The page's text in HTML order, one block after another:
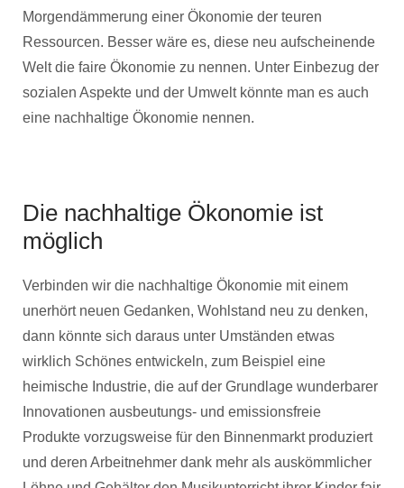
Morgendämmerung einer Ökonomie der teuren
Ressourcen. Besser wäre es, diese neu aufscheinende
Welt die faire Ökonomie zu nennen. Unter Einbezug der
sozialen Aspekte und der Umwelt könnte man es auch
eine nachhaltige Ökonomie nennen.
Die nachhaltige Ökonomie ist
möglich
Verbinden wir die nachhaltige Ökonomie mit einem
unerhört neuen Gedanken, Wohlstand neu zu denken,
dann könnte sich daraus unter Umständen etwas
wirklich Schönes entwickeln, zum Beispiel eine
heimische Industrie, die auf der Grundlage wunderbarer
Innovationen ausbeutungs- und emissionsfreie
Produkte vorzugsweise für den Binnenmarkt produziert
und deren Arbeitnehmer dank mehr als auskömmlicher